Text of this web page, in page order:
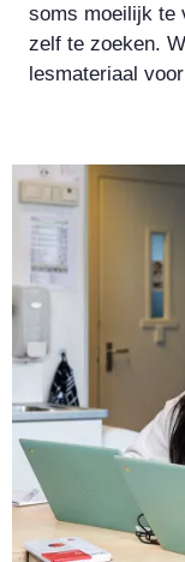
soms moeilijk te
zelf te zoeken.
lesmateriaal